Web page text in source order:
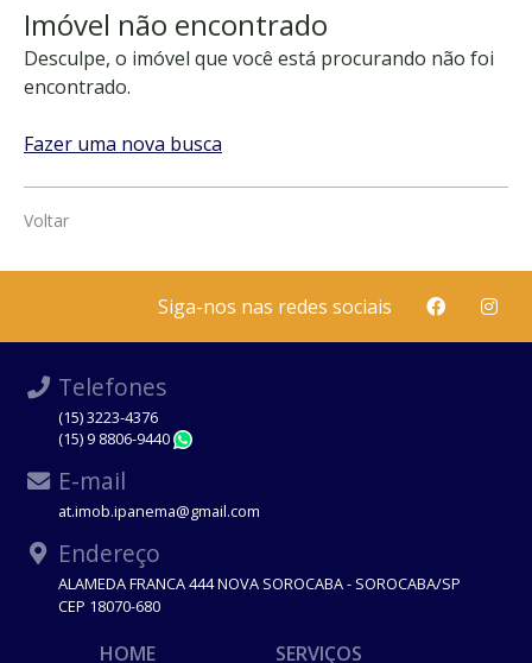
Imóvel não encontrado
Desculpe, o imóvel que você está procurando não foi
encontrado.
Fazer uma nova busca
Voltar
Siga-nos nas redes sociais
Telefones
(15) 3223-4376
(15) 9 8806-9440
E-mail
at.imob.ipanema@gmail.com
Endereço
ALAMEDA FRANCA 444 NOVA SOROCABA - SOROCABA/SP
CEP 18070-680
HOME SERVIÇOS